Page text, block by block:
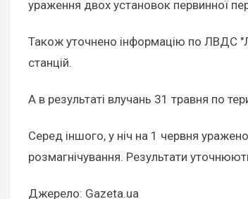
ураження двох установок первинної
Також уточнено інформацію по ЛВДС
станцій.
А в результаті влучань 31 травня по
Серед іншого, у ніч на 1 червня
розмагнічування. Результати
Джерело: Gazeta.ua